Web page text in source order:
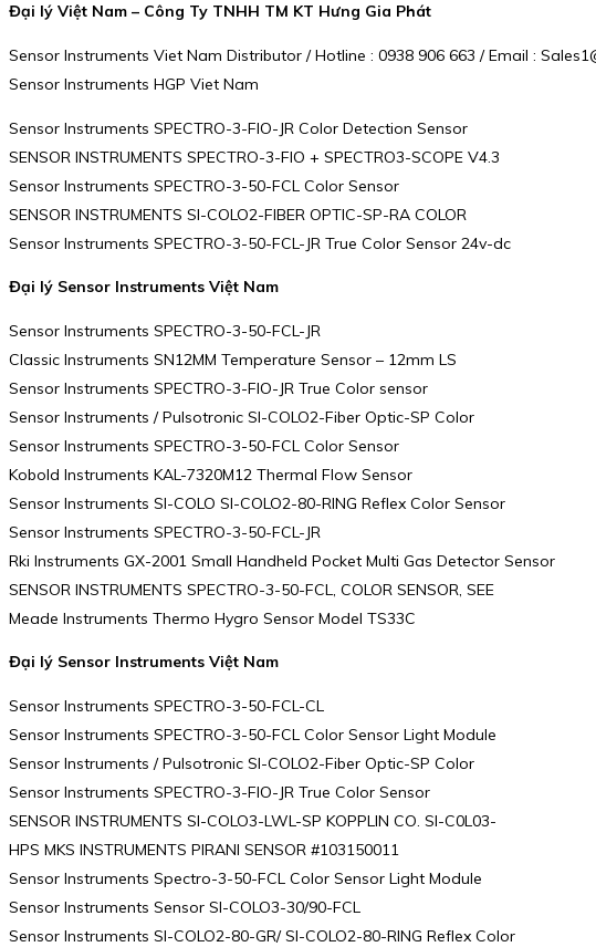
Đại lý Việt Nam – Công Ty TNHH TM KT Hưng Gia Phát
Sensor Instruments Viet Nam Distributor / Hotline : 0938 906 663 / Email :
Sensor Instruments HGP Viet Nam
Sensor Instruments SPECTRO-3-FIO-JR Color Detection Sensor
SENSOR INSTRUMENTS SPECTRO-3-FIO + SPECTRO3-SCOPE V4.3
Sensor Instruments SPECTRO-3-50-FCL Color Sensor
SENSOR INSTRUMENTS SI-COLO2-FIBER OPTIC-SP-RA COLOR
Sensor Instruments SPECTRO-3-50-FCL-JR True Color Sensor 24v-dc
Đại lý Sensor Instruments Việt Nam
Sensor Instruments SPECTRO-3-50-FCL-JR
Classic Instruments SN12MM Temperature Sensor – 12mm LS
Sensor Instruments SPECTRO-3-FIO-JR True Color sensor
Sensor Instruments / Pulsotronic SI-COLO2-Fiber Optic-SP Color
Sensor Instruments SPECTRO-3-50-FCL Color Sensor
Kobold Instruments KAL-7320M12 Thermal Flow Sensor
Sensor Instruments SI-COLO SI-COLO2-80-RING Reflex Color Sensor
Sensor Instruments SPECTRO-3-50-FCL-JR
Rki Instruments GX-2001 Small Handheld Pocket Multi Gas Detector Sensor
SENSOR INSTRUMENTS SPECTRO-3-50-FCL, COLOR SENSOR, SEE
Meade Instruments Thermo Hygro Sensor Model TS33C
Đại lý Sensor Instruments Việt Nam
Sensor Instruments SPECTRO-3-50-FCL-CL
Sensor Instruments SPECTRO-3-50-FCL Color Sensor Light Module
Sensor Instruments / Pulsotronic SI-COLO2-Fiber Optic-SP Color
Sensor Instruments SPECTRO-3-FIO-JR True Color Sensor
SENSOR INSTRUMENTS SI-COLO3-LWL-SP KOPPLIN CO. SI-C0L03-
HPS MKS INSTRUMENTS PIRANI SENSOR #103150011
Sensor Instruments Spectro-3-50-FCL Color Sensor Light Module
Sensor Instruments Sensor SI-COLO3-30/90-FCL
Sensor Instruments SI-COLO2-80-GR/ SI-COLO2-80-RING Reflex Color